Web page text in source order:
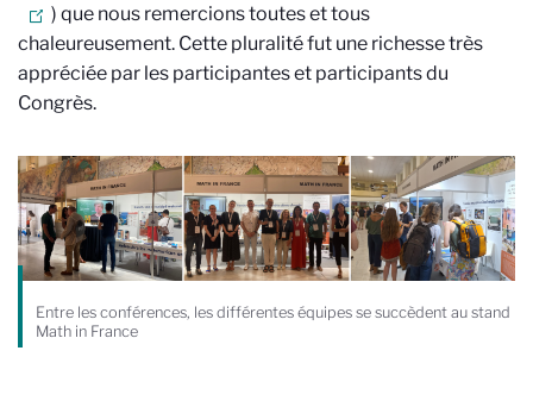
) que nous remercions toutes et tous
chaleureusement. Cette pluralité fut une richesse très
appréciée par les participantes et participants du
Congrès.
Entre les conférences, les différentes équipes se succèdent au stand
Math in France